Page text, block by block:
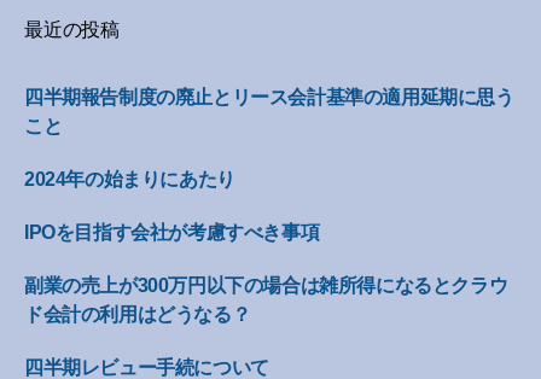
最近の投稿
四半期報告制度の廃止とリース会計基準の適用延期に思う
こと
2024年の始まりにあたり
IPOを目指す会社が考慮すべき事項
副業の売上が300万円以下の場合は雑所得になるとクラウ
ド会計の利用はどうなる？
四半期レビュー手続について